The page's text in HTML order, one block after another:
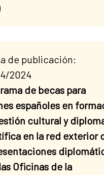
de publicación:
2024
de becas para
españoles en
cultural y
en la red exterior
Oficinas de la